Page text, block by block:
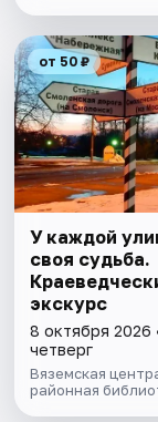
от 50 ₽
У каждой
своя судьба.
экскурс
8 октября 2026
четверг
Вяземская
районная